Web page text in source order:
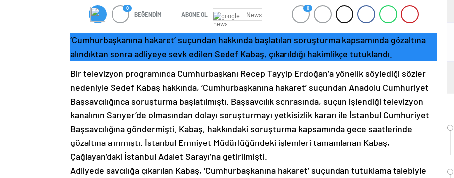
0
BEĞENDİM ABONE OL News
0
‘Cumhurbaşkanına hakaret’ suçundan hakkında başlatılan soruşturma kapsamında gözaltına
alındıktan sonra adliyeye sevk edilen Sedef Kabaş, çıkarıldığı hakimlikçe tutuklandı.
Bir televizyon programında Cumhurbaşkanı Recep Tayyip Erdoğan’a yönelik söylediği sözler
nedeniyle Sedef Kabaş hakkında, ‘Cumhurbaşkanına hakaret’ suçundan Anadolu Cumhuriyet
Başsavcılığınca soruşturma başlatılmıştı. Başsavcılık sonrasında, suçun işlendiği televizyon
kanalının Sarıyer’de olmasından dolayı soruşturmayı yetkisizlik kararı ile İstanbul Cumhuriyet
Başsavcılığına göndermişti. Kabaş, hakkındaki soruşturma kapsamında gece saatlerinde
gözaltına alınmıştı. İstanbul Emniyet Müdürlüğündeki işlemleri tamamlanan Kabaş,
Çağlayan’daki İstanbul Adalet Sarayı’na getirilmişti.
Adliyede savcılığa çıkarılan Kabaş, ‘Cumhurbaşkanına hakaret’ suçundan tutuklama talebiyle